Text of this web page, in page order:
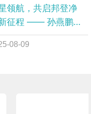
领航，共启邦登净
—— 孙燕鹏、
宽两位高管履新公
08-09